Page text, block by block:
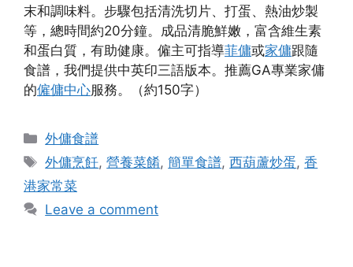
末和調味料。步驟包括清洗切片、打蛋、熱油炒製
等，總時間約20分鐘。成品清脆鮮嫩，富含維生素
和蛋白質，有助健康。僱主可指導菲傭或家傭跟隨
食譜，我們提供中英印三語版本。推薦GA專業家傭
的僱傭中心服務。（約150字）
Categories
外傭食譜
Tags
外傭烹飪,營養菜餚,簡單食譜,西葫蘆炒蛋,香
港家常菜
Leave a comment